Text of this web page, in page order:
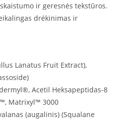
ir geresnės tekstūros.
drėkinimas ir
Lanatus Fruit Extract),
Acetil Heksapeptidas-8
Matrixyl™ 3000
(augalinis) (Squalane